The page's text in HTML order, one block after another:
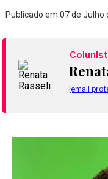
Publicado em 07 de
[email